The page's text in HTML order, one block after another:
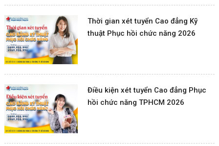
Thời gian xét tuyển Cao đẳng Kỹ
thuật Phục hồi chức năng 2026
Điều kiện xét tuyển Cao đẳng Phục
hồi chức năng TPHCM 2026